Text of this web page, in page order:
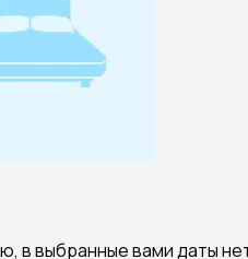
в выбранные вами даты